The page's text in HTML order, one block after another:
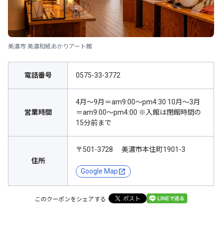
美濃市 美濃和紙あかりアート館
電話番号 0575-33-3772
営業時間
4月～9月＝am9:00～pm4:30 10月～3月
＝am9:00～pm4:00 ※入館は閉館時間の
15分前まで
住所
〒501-3728 美濃市本住町1901-3
Google Map
このクーポンをシェアする